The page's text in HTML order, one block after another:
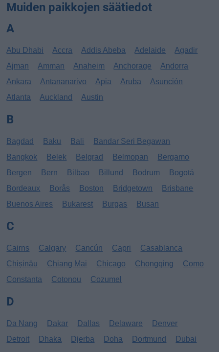
Muiden paikkojen säätiedot
A
Abu Dhabi Accra Addis Abeba Adelaide
Agadir
Ajman
Amman Anaheim Anchorage
Andorra
Ankara
Antananarivo Apia Aruba
Asunción
Atlanta
Auckland Austin
B
Bagdad Baku Bali
Bandar Seri Begawan
Bangkok
Belek Belgrad Belmopan
Bergamo
Bergen
Bern Bilbao Billund Bodrum
Bogotá
Bordeaux
Borås Boston Bridgetown
Brisbane
Buenos Aires
Bukarest Burgas Busan
C
Cairns Calgary Cancún Capri
Casablanca
Chișinău
Chiang Mai Chicago Chongqing
Como
Constanta
Cotonou Cozumel
D
Da Nang Dakar Dallas Delaware
Denver
Detroit
Dhaka Djerba Doha Dortmund Dubai